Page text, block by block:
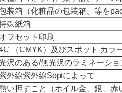
装箱（化粧品の包装箱、等を
殊紙箱
オフセット印刷
（CMYK）及びスポット カラ
沢のある/無光沢のラミネーショ
外線紫外線Soptによって
い押すこと（ホイル金、銀、赤